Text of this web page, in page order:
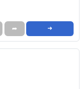
➦ ➜